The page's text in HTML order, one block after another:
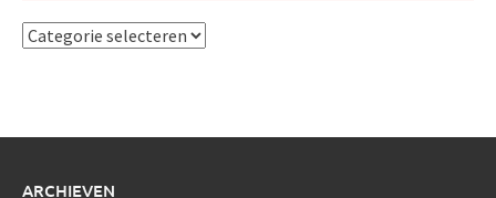
Ik
ARCHIEVEN